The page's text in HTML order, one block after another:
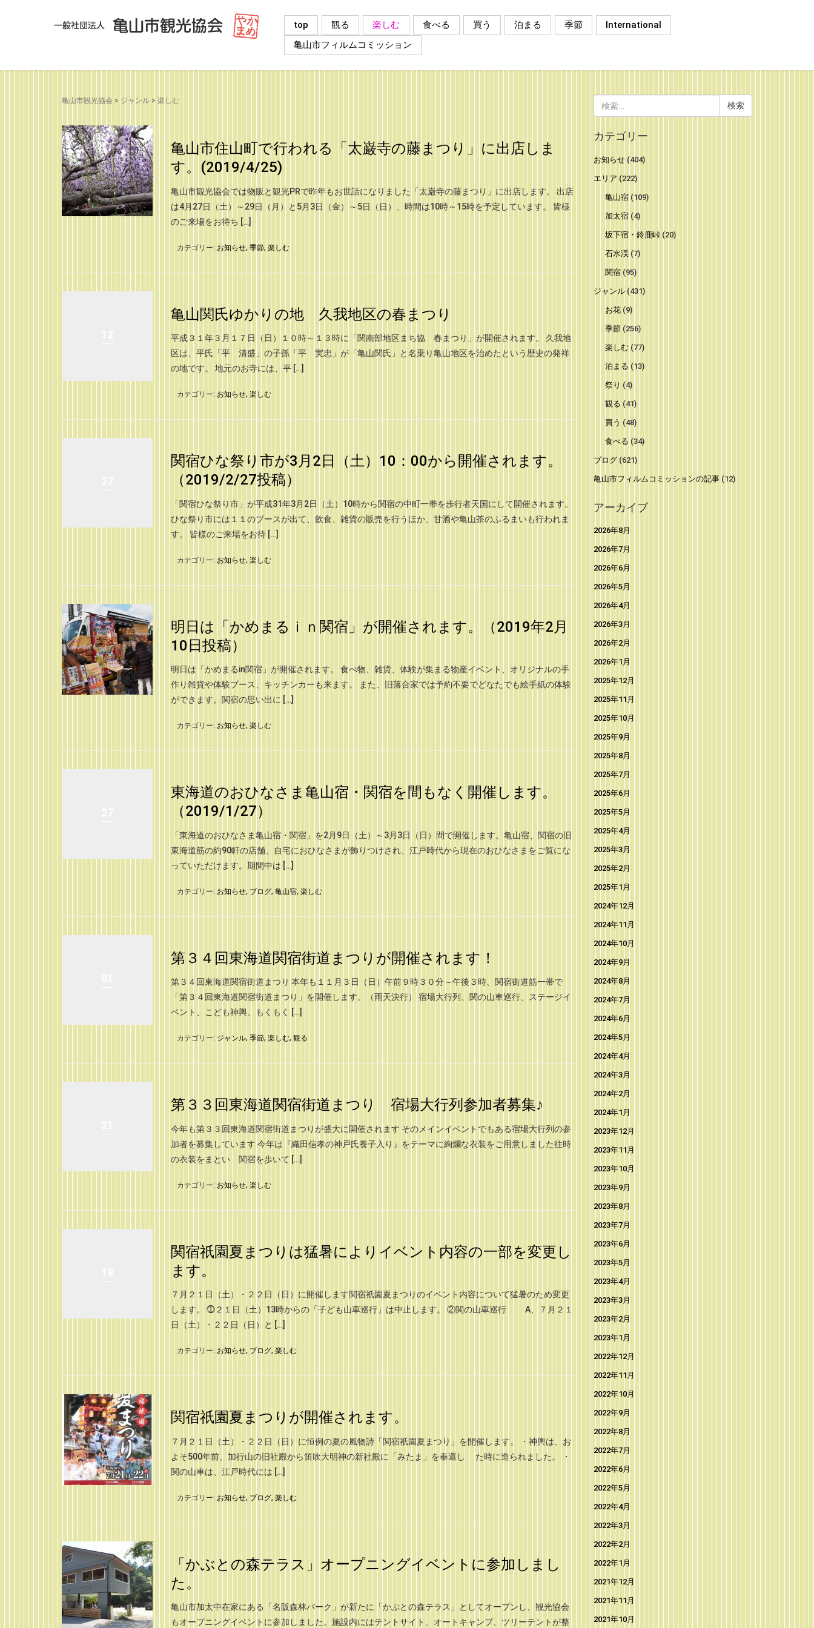
top 観る 楽しむ 食べる 買う 泊まる 季節
International
亀山市フィルムコミッション
亀山市観光協会 > ジャンル > 楽しむ
亀山市住山町で行われる「太巌寺の藤まつり」に出店しま
す。(2019/4/25)
亀山市観光協会では物販と観光PRで昨年もお世話になりました「太巌寺の藤まつり」に出店します。 出店
は4月27日（土）～29日（月）と5月3日（金）～5日（日）、時間は10時～15時を予定しています。 皆様
のご来場をお待ち […]
カテゴリー: お知らせ, 季節, 楽しむ
亀山関氏ゆかりの地 久我地区の春まつり
平成３１年３月１７日（日）１０時～１３時に「関南部地区まち協 春まつり」が開催されます。 久我地
区は、平氏「平 清盛」の子孫「平 実忠」が「亀山関氏」と名乗り亀山地区を治めたという歴史の発祥
の地です。 地元のお寺には、平 […]
カテゴリー: お知らせ, 楽しむ
関宿ひな祭り市が3月2日（土）10：00から開催されます。
（2019/2/27投稿）
「関宿ひな祭り市」が平成31年3月2日（土）10時から関宿の中町一帯を歩行者天国にして開催されます。
ひな祭り市には１１のブースが出て、飲食、雑貨の販売を行うほか、甘酒や亀山茶のふるまいも行われま
す。 皆様のご来場をお待 […]
カテゴリー: お知らせ, 楽しむ
明日は「かめまるｉｎ関宿」が開催されます。（2019年2月
10日投稿）
明日は「かめまるin関宿」が開催されます。 食べ物、雑貨、体験が集まる物産イベント、オリジナルの手
作り雑貨や体験ブース、キッチンカーも来ます。 また、旧落合家では予約不要でどなたでも絵手紙の体験
ができます。関宿の思い出に […]
カテゴリー: お知らせ, 楽しむ
東海道のおひなさま亀山宿・関宿を間もなく開催します。
（2019/1/27）
「東海道のおひなさま亀山宿・関宿」を2月9日（土）～3月3日（日）間で開催します。亀山宿、関宿の旧
東海道筋の約90軒の店舗、自宅におひなさまが飾りつけされ、江戸時代から現在のおひなさまをご覧にな
っていただけます。期間中は […]
カテゴリー: お知らせ, ブログ, 亀山宿, 楽しむ
第３４回東海道関宿街道まつりが開催されます！
第３４回東海道関宿街道まつり 本年も１１月３日（日）午前９時３０分～午後３時、関宿街道筋一帯で
「第３４回東海道関宿街道まつり」を開催します。（雨天決行） 宿場大行列、関の山車巡行、ステージイ
ベント、こども神輿、もくもく […]
カテゴリー: ジャンル, 季節, 楽しむ, 観る
第３３回東海道関宿街道まつり 宿場大行列参加者募集♪
今年も第３３回東海道関宿街道まつりが盛大に開催されます そのメインイベントでもある宿場大行列の参
加者を募集しています 今年は『織田信孝の神戸氏養子入り』をテーマに絢爛な衣装をご用意しました往時
の衣装をまとい 関宿を歩いて […]
カテゴリー: お知らせ, 楽しむ
関宿祇園夏まつりは猛暑によりイベント内容の一部を変更し
ます。
７月２１日（土）・２２日（日）に開催します関宿祇園夏まつりのイベント内容について猛暑のため変更
します。 ⓵２１日（土）13時からの「子ども山車巡行」は中止します。 ②関の山車巡行 A、７月２１
日（土）・２２日（日）と […]
カテゴリー: お知らせ, ブログ, 楽しむ
関宿祇園夏まつりが開催されます。
７月２１日（土）・２２日（日）に恒例の夏の風物詩「関宿祇園夏まつり」を開催します。 ・神輿は、お
よそ500年前、加行山の旧社殿から笛吹大明神の新社殿に「みたま」を奉還し た時に造られました。 ・
関の山車は、江戸時代には […]
カテゴリー: お知らせ, ブログ, 楽しむ
「かぶとの森テラス」オープニングイベントに参加しまし
た。
亀山市加太中在家にある「名阪森林パーク」が新たに「かぶとの森テラス」としてオープンし、観光協会
もオープニングイベントに参加しました。施設内にはテントサイト、オートキャンプ、ツリーテントが整
索:
カテゴリー
お知らせ(404)
エリア (222)
亀山宿 (109)
加太宿 (4)
坂下宿・鈴鹿峠 (20)
石水渓 (7)
関宿 (95)
ジャンル(431)
お花 (9)
季節 (256)
楽しむ (77)
泊まる (13)
祭り (4)
観る (41)
買う (48)
食べる (34)
ブログ(621)
亀山市フィルムコミッションの記事(12)
アーカイブ
2026年8月
2026年7月
2026年6月
2026年5月
2026年4月
2026年3月
2026年2月
2026年1月
2025年12月
2025年11月
2025年10月
2025年9月
2025年8月
2025年7月
2025年6月
2025年5月
2025年4月
2025年3月
2025年2月
2025年1月
2024年12月
2024年11月
2024年10月
2024年9月
2024年8月
2024年7月
2024年6月
2024年5月
2024年4月
2024年3月
2024年2月
2024年1月
2023年12月
2023年11月
2023年10月
2023年9月
2023年8月
2023年7月
2023年6月
2023年5月
2023年4月
2023年3月
2023年2月
2023年1月
2022年12月
2022年11月
2022年10月
2022年9月
2022年8月
2022年7月
2022年6月
2022年5月
2022年4月
2022年3月
2022年2月
2022年1月
2021年12月
2021年11月
2021年10月